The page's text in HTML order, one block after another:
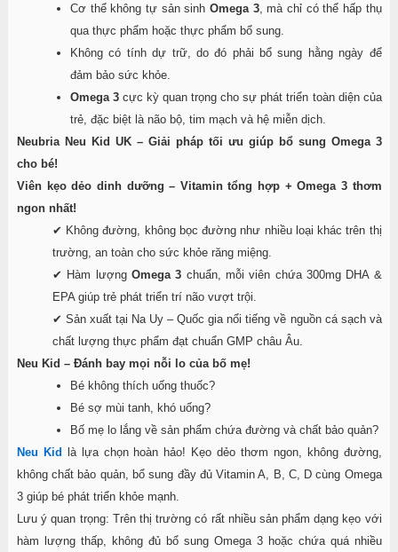
Cơ thể không tự sản sinh Omega 3, mà chỉ có thể hấp thụ
qua thực phẩm hoặc thực phẩm bổ sung.
Không có tính dự trữ, do đó phải bổ sung hằng ngày để
đảm bảo sức khỏe.
Omega 3cực kỳ quan trọng cho sự phát triển toàn diện của
trẻ, đặc biệt là não bộ, tim mạch và hệ miễn dịch.
Neubria Neu Kid UK – Giải pháp tối ưu giúp bổ sung Omega 3
cho bé!
Viên kẹo dẻo dinh dưỡng – Vitamin tổng hợp + Omega 3 thơm
ngon nhất!
✔ Không đường, không bọc đường như nhiều loại khác trên thị
trường, an toàn cho sức khỏe răng miệng.
✔ Hàm lượng Omega 3 chuẩn, mỗi viên chứa 300mg DHA &
EPA giúp trẻ phát triển trí não vượt trội.
✔ Sản xuất tại Na Uy – Quốc gia nổi tiếng về nguồn cá sạch và
chất lượng thực phẩm đạt chuẩn GMP châu Âu.
Neu Kid – Đánh bay mọi nỗi lo của bố mẹ!
Bé không thích uống thuốc?
Bé sợ mùi tanh, khó uống?
Bố mẹ lo lắng về sản phẩm chứa đường và chất bảo quản?
Neu Kid là lựa chọn hoàn hảo! Kẹo dẻo thơm ngon, không đường,
không chất bảo quản, bổ sung đầy đủ Vitamin A, B, C, D cùng Omega
3 giúp bé phát triển khỏe mạnh.
Lưu ý quan trọng: Trên thị trường có rất nhiều sản phẩm dạng kẹo với
hàm lượng thấp, không đủ bổ sung Omega 3 hoặc chứa quá nhiều